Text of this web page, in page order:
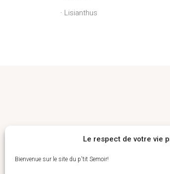
Le respect de votre vie
Bienvenue sur le site du p'tit Semoir!
Lisianthus
Suivez nous